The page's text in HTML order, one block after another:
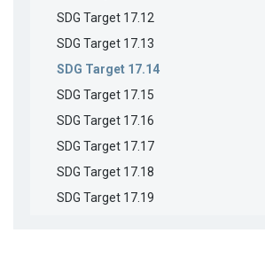
SDG Target 17.12
SDG Target 17.13
SDG Target 17.14
SDG Target 17.15
SDG Target 17.16
SDG Target 17.17
SDG Target 17.18
SDG Target 17.19